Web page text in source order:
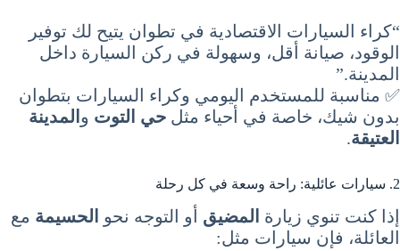
“كراء السيارات الاقتصادية في تطوان يتيح لك توفير
الوقود، صيانة أقل، وسهولة في ركن السيارة داخل
المدينة.”
✅ مناسبة للمستخدم اليومي وكراء السيارات بتطوان
بدون شيك، خاصة في أحياء مثل حي التوت و المدينة
العتيقة.
2. سيارات عائلية: راحة وسعة في كل رحلة
إذا كنت تنوي زيارة المضيق أو التوجه نحو الحسيمة مع
العائلة، فإن سيارات مثل: